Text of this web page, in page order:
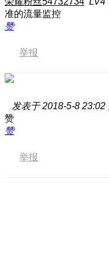
准的流量监控
赞
举报
发表于 2018-5-8 23:02
赞
赞
举报